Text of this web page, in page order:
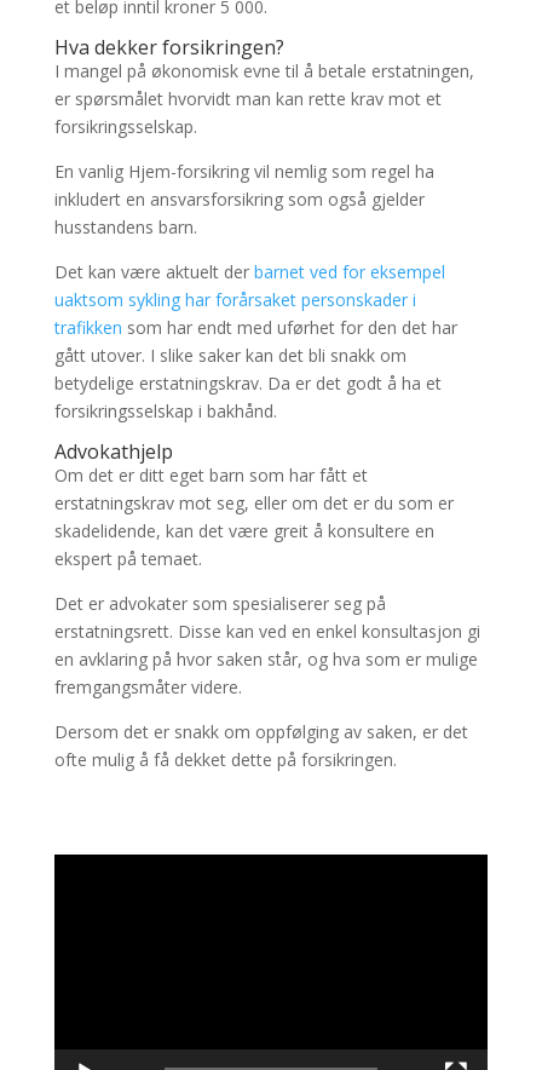
et beløp inntil kroner 5 000.
Hva dekker forsikringen?
I mangel på økonomisk evne til å betale erstatningen,
er spørsmålet hvorvidt man kan rette krav mot et
forsikringsselskap.
En vanlig Hjem-forsikring vil nemlig som regel ha
inkludert en ansvarsforsikring som også gjelder
husstandens barn.
Det kan være aktuelt der barnet ved for eksempel
uaktsom sykling har forårsaket personskader i
trafikken som har endt med uførhet for den det har
gått utover. I slike saker kan det bli snakk om
betydelige erstatningskrav. Da er det godt å ha et
forsikringsselskap i bakhånd.
Advokathjelp
Om det er ditt eget barn som har fått et
erstatningskrav mot seg, eller om det er du som er
skadelidende, kan det være greit å konsultere en
ekspert på temaet.
Det er advokater som spesialiserer seg på
erstatningsrett. Disse kan ved en enkel konsultasjon gi
en avklaring på hvor saken står, og hva som er mulige
fremgangsmåter videre.
Dersom det er snakk om oppfølging av saken, er det
ofte mulig å få dekket dette på forsikringen.